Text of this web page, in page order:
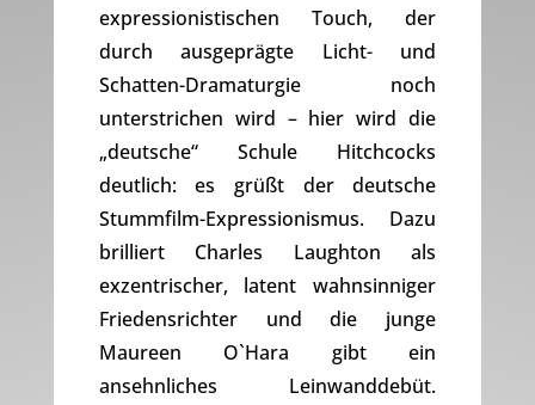
expressionistischen Touch, der
durch ausgeprägte Licht- und
Schatten-Dramaturgie noch
unterstrichen wird – hier wird die
„deutsche“ Schule Hitchcocks
deutlich: es grüßt der deutsche
Stummfilm-Expressionismus. Dazu
brilliert Charles Laughton als
exzentrischer, latent wahnsinniger
Friedensrichter und die junge
Maureen O`Hara gibt ein
ansehnliches Leinwanddebüt.